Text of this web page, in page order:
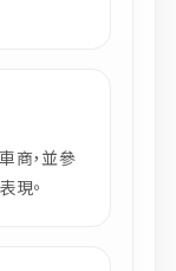
商，並參
現。